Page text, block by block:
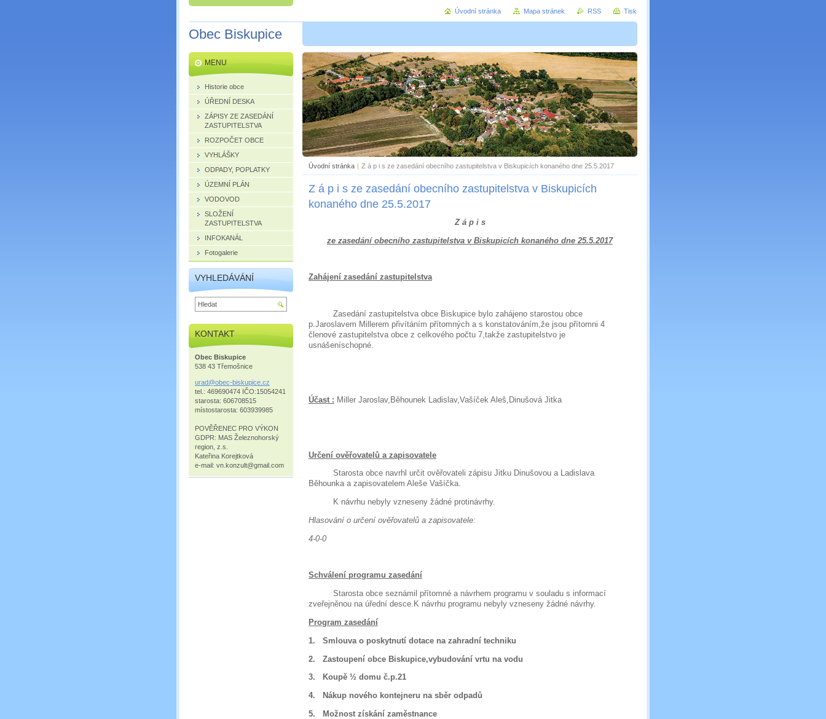
Obec Biskupice
Úvodní stránka | Z á p i s ze zasedání obecního zastupitelstva v Biskupicích konaného dne 25.5.2017
Z á p i s ze zasedání obecního zastupitelstva v Biskupicích
konaného dne 25.5.2017
Z á p i s
ze zasedání obecního zastupitelstva v Biskupicích konaného dne 25.5.2017
Zahájení zasedání zastupitelstva
Zasedání zastupitelstva obce Biskupice bylo zahájeno starostou obce
p.Jaroslavem Millerem přivítáním přítomných a s konstatováním,že jsou přítomni 4
členové zastupitelstva obce z celkového počtu 7,takže zastupitelstvo je
usnášeníschopné.
Účast : Miller Jaroslav,Běhounek Ladislav,Vašíček Aleš,Dinušová Jitka
Určení ověřovatelů a zapisovatele
Starosta obce navrhl určit ověřovateli zápisu Jitku Dinušovou a Ladislava
Běhounka a zapisovatelem Aleše Vašíčka.
K návrhu nebyly vzneseny žádné protinávrhy.
Hlasování o určení ověřovatelů a zapisovatele:
4-0-0
Schválení programu zasedání
Starosta obce seznámil přítomné a návrhem programu v souladu s informací
zveřejněnou na úřední desce.K návrhu programu nebyly vzneseny žádné návrhy.
Program zasedání
1. Smlouva o poskytnutí dotace na zahradní techniku
2. Zastoupení obce Biskupice,vybudování vrtu na vodu
3. Koupě ½ domu č.p.21
4. Nákup nového kontejneru na sběr odpadů
5. Možnost získání zaměstnance
MENU
Historie obce
ÚŘEDNÍ DESKA
ZÁPISY ZE ZASEDÁNÍ
ZASTUPITELSTVA
ROZPOČET OBCE
VYHLÁŠKY
ODPADY, POPLATKY
ÚZEMNÍ PLÁN
VODOVOD
SLOŽENÍ
ZASTUPITELSTVA
INFOKANÁL
Fotogalerie
VYHLEDÁVÁNÍ
KONTAKT
Obec Biskupice
538 43 Třemošnice
urad@obec-biskupice.cz
tel.: 469690474 IČO:15054241
starosta: 606708515
místostarosta: 603939985
POVĚŘENEC PRO VÝKON
GDPR: MAS Železnohorský
region, z.s.
Kateřina Korejtková
e-mail: vn.konzult@gmail.com
Úvodní stránka Mapa stránek RSS Tisk